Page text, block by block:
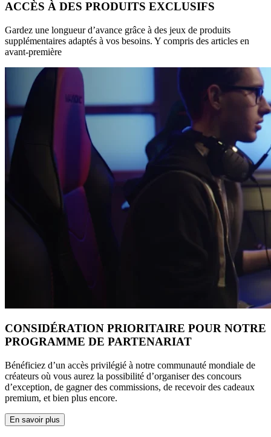
ACCÈS À DES PRODUITS EXCLUSIFS
Gardez une longueur d’avance grâce à des jeux de produits
supplémentaires adaptés à vos besoins. Y compris des articles en
avant-première
CONSIDÉRATION PRIORITAIRE POUR NOTRE
PROGRAMME DE PARTENARIAT
Bénéficiez d’un accès privilégié à notre communauté mondiale de
créateurs où vous aurez la possibilité d’organiser des concours
d’exception, de gagner des commissions, de recevoir des cadeaux
premium, et bien plus encore.
En savoir plus